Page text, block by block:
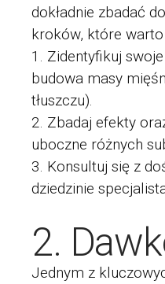
dokładnie zbadać
kroków, które
Zidentyfikuj
budowa masy
tłuszczu).
Zbadaj efekty
uboczne różnych
Konsultuj się z
dziedzinie
2.
Jednym z